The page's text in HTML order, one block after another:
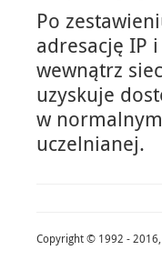
Po
adresację IP
wewnątrz
uzyskuje
w
uczelnianej.
Copyright © 1992 -